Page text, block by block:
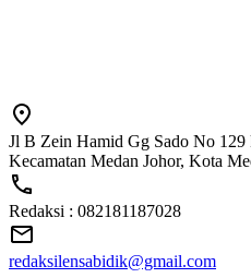
Jl B Zein Hamid Gg Sado No
Kecamatan Medan Johor, Kota
Redaksi : 082181187028
redaksilensabidik@gmail.com